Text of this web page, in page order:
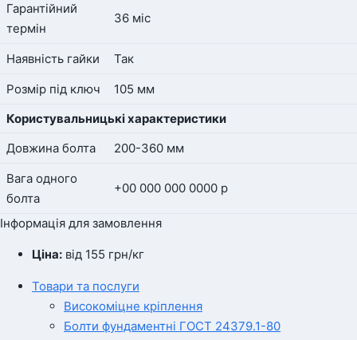
Гарантійний
термін
36 міс
Наявність гайки
Так
Розмір під ключ
105 мм
Користувальницькі характеристики
Довжина болта
200-360 мм
Вага одного
болта
+00 000 000 0000 р
Інформація для замовлення
Ціна: від 155 грн/кг
Товари та послуги
Високоміцне кріплення
Болти фундаментні ГОСТ 24379.1-80